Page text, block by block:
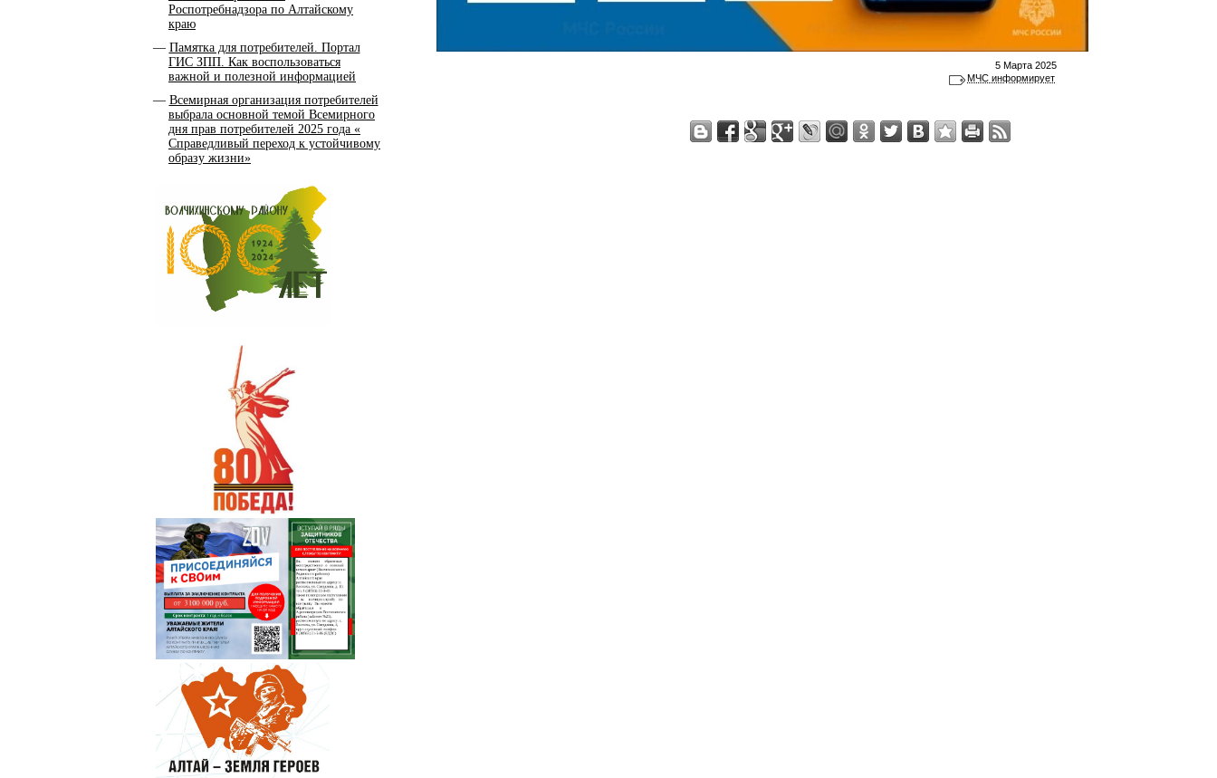
Роспотребнадзора по Алтайскому
краю
Памятка для потребителей. Портал
ГИС ЗПП. Как воспользоваться
важной и полезной информацией
Всемирная организация потребителей
выбрала основной темой Всемирного
дня прав потребителей 2025 года «
Справедливый переход к устойчивому
образу жизни»
5 Марта 2025
МЧС информирует